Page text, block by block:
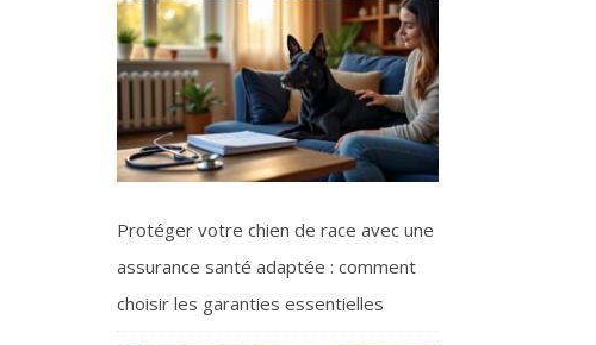
Protéger votre chien de race avec une
assurance santé adaptée : comment
choisir les garanties essentielles